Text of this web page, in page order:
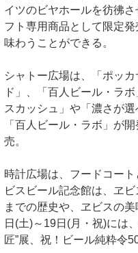
イツのビヤホールを彷彿
フト専用商品として限定
味わうことができる。
シャトー広場は、「ポッ
ド」、「百人ビール・ラ
スカッシュ」や「濃さが
「百人ビール・ラボ」が
売。
時計広場は、フードコー
ビスビール記念館は、ヱ
までの歴史や、ヱビスの
日(土)～19日(月・祝)には
匠”展、祝！ビール純粋令